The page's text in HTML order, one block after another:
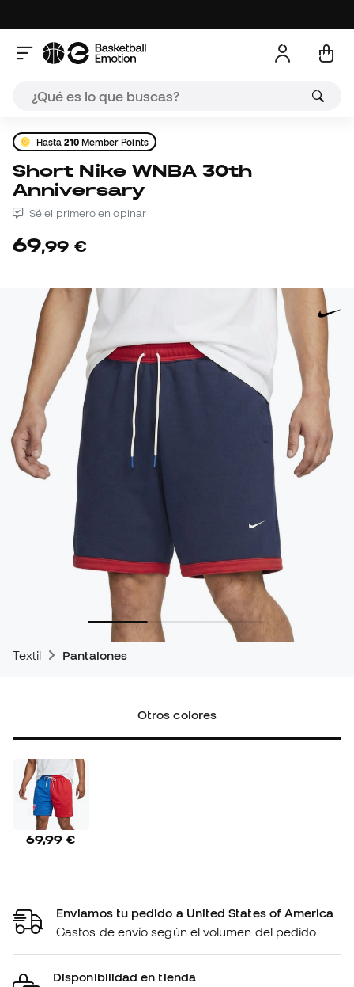
Hasta210Member Points
Short Nike WNBA 30th
Anniversary
Sé el primero en opinar
69,99 €
Textil Pantalones
Otros colores
69,99 €
Enviamos tu pedido a United States of America
Gastos de envío según el volumen del pedido
Disponibilidad en tienda